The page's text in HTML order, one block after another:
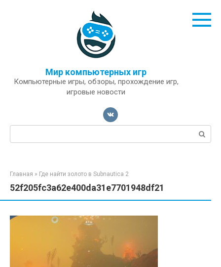
Мир компьютерных игр
Компьютерные игры, обзоры, прохождение игр,
игровые новости
Поиск:
Главная » Где найти золото в Subnautica 2
52f205fc3a62e400da31e7701948df21